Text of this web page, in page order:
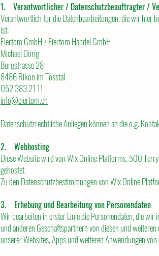
1. Verantwortlicher / Datenschutzbeauftragter /
Verantwortlich für die Datenbearbeitungen, die wir hier
ist:
Eiertom GmbH + Eiertom Handel GmbH
Michael Dörig
Burgstrasse 28
8486 Rikon im Tösstal
052 383 21 11
info@eiertom.ch
Datenschutzrechtliche Anliegen können an die o.g.
2. Webhosting
Diese Website wird von Wix Online Platforms, 500
gehostet.
Zu den Datenschutzbestimmungen von Wix Online
3. Erhebung und Bearbeitung von Personendaten
Wir bearbeiten in erster Linie die Personendaten, die
und anderen Geschäftspartnern von diesen und
unserer Websites, Apps und weiteren Anwendungen